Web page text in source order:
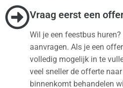
Vraag eerst een
Wil je een feestbus
aanvragen. Als je een
volledig mogelijk in te
veel sneller de offerte
binnenkomt behandelen